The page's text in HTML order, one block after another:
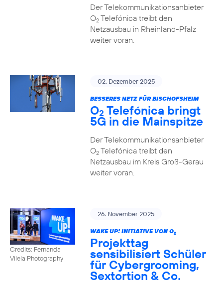
Der Telekommunikationsanbieter
O2Telefónica treibt den
Netzausbau in Rheinland-Pfalz
weiter voran.
02. Dezember 2025
BESSERES NETZ FÜR BISCHOFSHEIM
O2 Telefónica bringt
5G in die Mainspitze
Der Telekommunikationsanbieter
O2Telefónica treibt den
Netzausbau im Kreis Groß-Gerau
weiter voran.
Credits: Fernanda
Vilela Photography
26. November 2025
WAKE UP! INITIATIVE VON O2
Projekttag
sensibilisiert Schüler
für Cybergrooming,
Sextortion & Co.